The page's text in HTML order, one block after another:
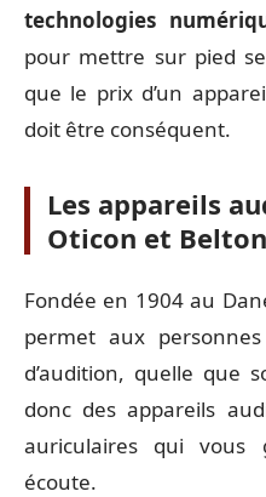
technologies
pour mettre sur pied
que le prix d’un
doit être conséquent.
Les appareils
Oticon et
Fondée en 1904 au
permet aux
d’audition, quelle que
donc des appareils
auriculaires qui vous
écoute.